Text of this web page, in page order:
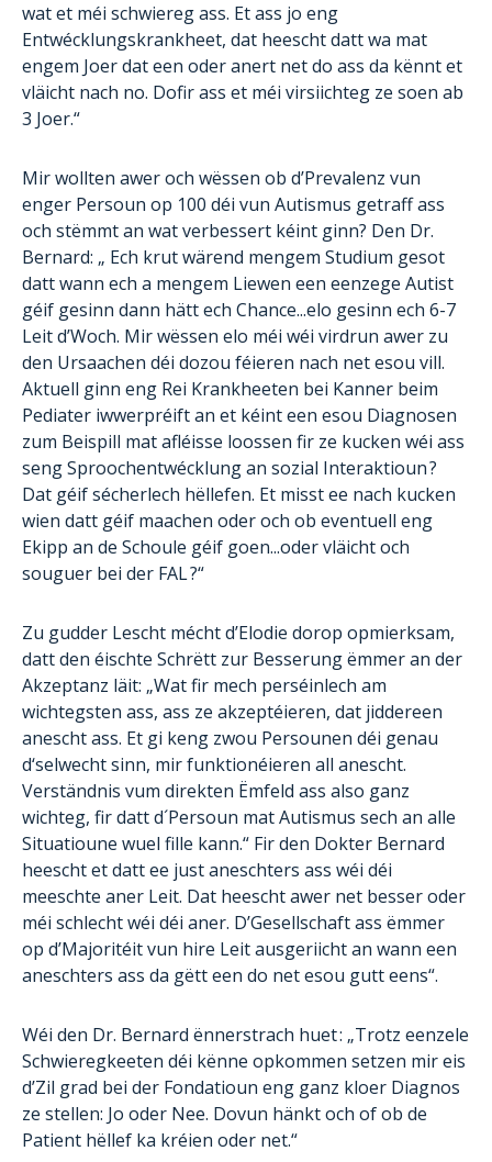
wat et méi schwiereg ass. Et ass jo eng
Entwécklungskrankheet, dat heescht datt wa mat
engem Joer dat een oder anert net do ass da kënnt et
vläicht nach no. Dofir ass et méi virsiichteg ze soen ab
3 Joer.“
Mir wollten awer och wëssen ob d’Prevalenz vun
enger Persoun op 100 déi vun Autismus getraff ass
och stëmmt an wat verbessert kéint ginn? Den Dr.
Bernard: „ Ech krut wärend mengem Studium gesot
datt wann ech a mengem Liewen een eenzege Autist
géif gesinn dann hätt ech Chance...elo gesinn ech 6-7
Leit d’Woch. Mir wëssen elo méi wéi virdrun awer zu
den Ursaachen déi dozou féieren nach net esou vill.
Aktuell ginn eng Rei Krankheeten bei Kanner beim
Pediater iwwerpréift an et kéint een esou Diagnosen
zum Beispill mat afléisse loossen fir ze kucken wéi ass
seng Sproochentwécklung an sozial Interaktioun ?
Dat géif sécherlech hëllefen. Et misst ee nach kucken
wien datt géif maachen oder och ob eventuell eng
Ekipp an de Schoule géif goen...oder vläicht och
souguer bei der FAL ?“
Zu gudder Lescht mécht d’Elodie dorop opmierksam,
datt den éischte Schrëtt zur Besserung ëmmer an der
Akzeptanz läit: „Wat fir mech perséinlech am
wichtegsten ass, ass ze akzeptéieren, dat jiddereen
anescht ass. Et gi keng zwou Persounen déi genau
d‘selwecht sinn, mir funktionéieren all anescht.
Verständnis vum direkten Ëmfeld ass also ganz
wichteg, fir datt d´Persoun mat Autismus sech an alle
Situatioune wuel fille kann.“ Fir den Dokter Bernard
heescht et datt ee just aneschters ass wéi déi
meeschte aner Leit. Dat heescht awer net besser oder
méi schlecht wéi déi aner. D’Gesellschaft ass ëmmer
op d’Majoritéit vun hire Leit ausgeriicht an wann een
aneschters ass da gëtt een do net esou gutt eens“.
Wéi den Dr. Bernard ënnerstrach huet : „Trotz eenzele
Schwieregkeeten déi kënne opkommen setzen mir eis
d’Zil grad bei der Fondatioun eng ganz kloer Diagnos
ze stellen: Jo oder Nee. Dovun hänkt och of ob de
Patient hëllef ka kréien oder net.“